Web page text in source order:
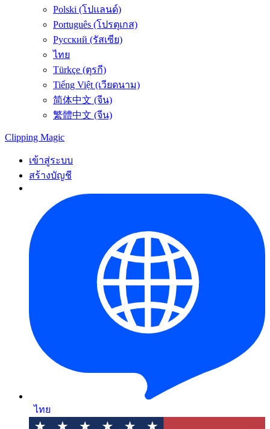
Polski (โปแลนด์)
Português (โปรตุเกส)
Русский (รัสเซีย)
ไทย
Türkçe (ตุรกี)
Tiếng Việt (เวียดนาม)
简体中文 (จีน)
繁體中文 (จีน)
Clipping Magic
เข้าสู่ระบบ
สร้างบัญชี
ไทย